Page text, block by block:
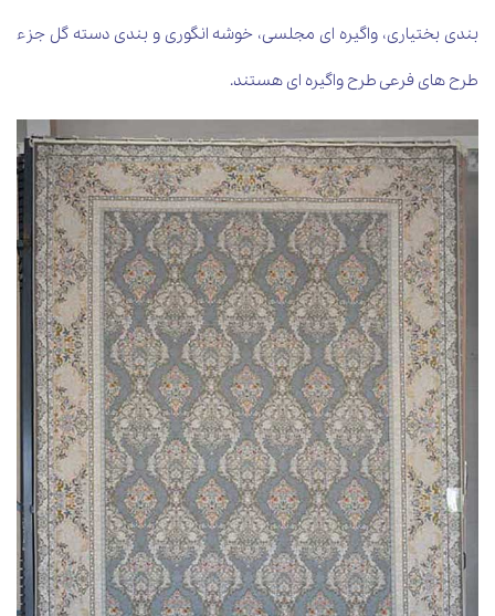
بندی بختیاری، واگیره ای مجلسی، خوشه انگوری و بندی دسته گل جزء
طرح های فرعی طرح واگیره ای هستند.